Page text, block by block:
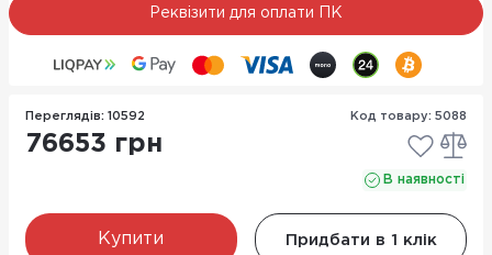
Реквізити для оплати ПК
Переглядів: 10592 Код товару: 5088
76653 грн
В наявності
Купити Придбати в 1 клік